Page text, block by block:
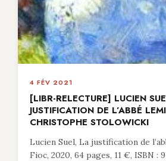
4 FÉV 2021
[LIBR-RELECTURE] LUCIEN
JUSTIFICATION DE L’ABBÉ
CHRISTOPHE STOLOWICKI
Lucien Suel, La justification de
Fioc, 2020, 64 pages, 11 €, ISBN :